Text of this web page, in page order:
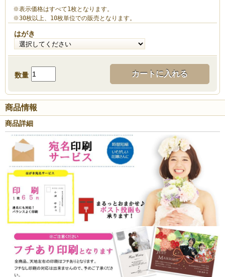
※表示価格はすべて1枚となります。
※30枚以上、10枚単位での販売となります。
はがき
数量 カートに入れる
商品情報
商品詳細